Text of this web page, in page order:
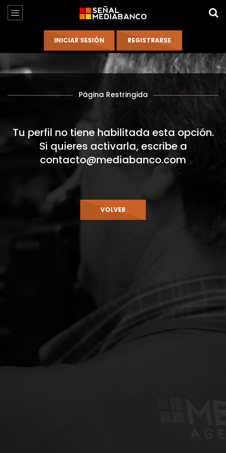
Página Restringida
Tu perfil no tiene habilitada esta opción.
Si quieres activarla, escribe a
contacto@mediabanco.com